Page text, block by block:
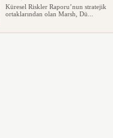
Küresel Riskler Raporu’nun stratejik
ortaklarından olan Marsh, Dü...
TESİS YÖNETİM SEKTÖRÜ